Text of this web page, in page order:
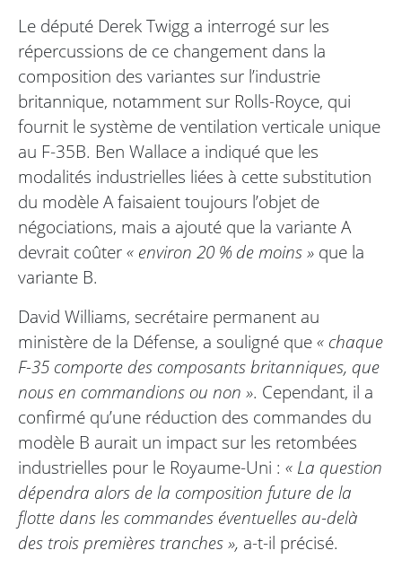
Le député Derek Twigg a interrogé sur les
répercussions de ce changement dans la
composition des variantes sur l’industrie
britannique, notamment sur Rolls-Royce, qui
fournit le système de ventilation verticale unique
au F-35B. Ben Wallace a indiqué que les
modalités industrielles liées à cette substitution
du modèle A faisaient toujours l’objet de
négociations, mais a ajouté que la variante A
devrait coûter« environ 20 % de moins » que la
variante B.
David Williams, secrétaire permanent au
ministère de la Défense, a souligné que« chaque
F-35 comporte des composants britanniques, que
nous en commandions ou non ». Cependant, il a
confirmé qu’une réduction des commandes du
modèle B aurait un impact sur les retombées
industrielles pour le Royaume-Uni : « La question
dépendra alors de la composition future de la
flotte dans les commandes éventuelles au-delà
des trois premières tranches », a-t-il précisé.